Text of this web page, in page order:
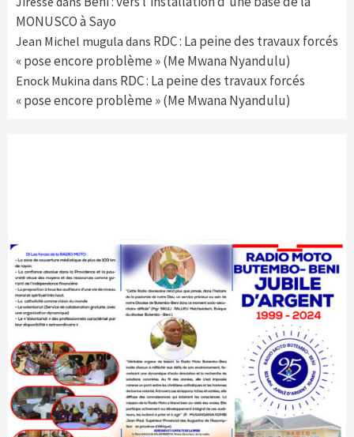
MONUSCO à Sayo
Jean Michel mugula dans RDC : La peine des travaux forcés
« pose encore problème » (Me Mwana Nyandulu)
Enock Mukina dans RDC : La peine des travaux forcés
« pose encore problème » (Me Mwana Nyandulu)